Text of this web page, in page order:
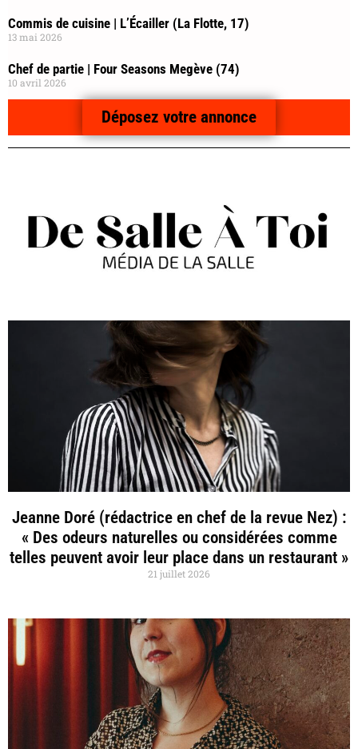
Commis de cuisine | L’Écailler (La Flotte, 17)
13 mai 2026
Chef de partie | Four Seasons Megève (74)
10 avril 2026
Déposez votre annonce
Jeanne Doré (rédactrice en chef de la revue Nez) :
« Des odeurs naturelles ou considérées comme
telles peuvent avoir leur place dans un restaurant »
21 juillet 2026